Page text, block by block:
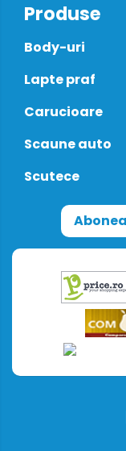
Produse
Body-uri
Lapte praf
Carucioare
Scaune auto
Scutece